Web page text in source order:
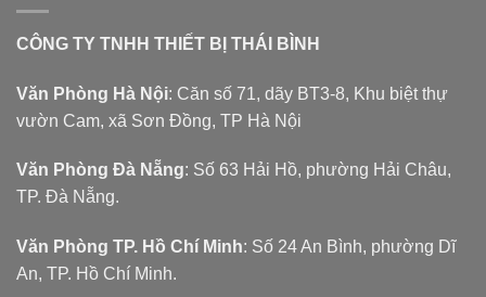
CÔNG TY TNHH THIẾT BỊ THÁI BÌNH
Văn Phòng Hà Nội: Căn số 71, dãy BT3-8, Khu biệt thự
vườn Cam, xã Sơn Đồng, TP Hà Nội
Văn Phòng Đà Nẵng: Số 63 Hải Hồ, phường Hải Châu,
TP. Đà Nẵng.
Văn Phòng TP. Hồ Chí Minh: Số 24 An Bình, phường Dĩ
An, TP. Hồ Chí Minh.